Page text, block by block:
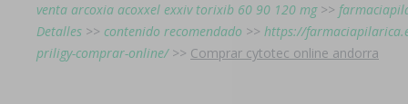
venta arcoxia acoxxel exxiv torixib 60 90 120 mg>>
Detalles >> contenido recomendado >> https://
priligy-comprar-online/>> Comprar cytotec online andorra